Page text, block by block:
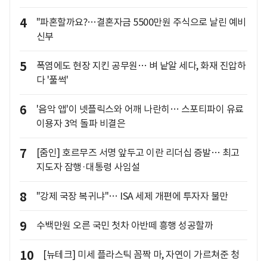
4
"파혼할까요?…결혼자금 5500만원 주식으로 날린 예비
신부
5
폭염에도 현장 지킨 공무원… 벼 낱알 세다, 화재 진압하
다 '풀썩'
6
'음악 앱'이 넷플릭스와 어깨 나란히… 스포티파이 유료
이용자 3억 돌파 비결은
7
[줌인] 호르무즈 서명 앞두고 이란 리더십 증발… 최고
지도자 잠행·대통령 사임설
8 "강제 국장 복귀냐"… ISA 세제 개편에 투자자 불만
9 수백만원 오른 국민 첫차 아반떼 흥행 성공할까
10 [뉴테크] 미세 플라스틱 꼼짝 마, 자연이 가르쳐준 청